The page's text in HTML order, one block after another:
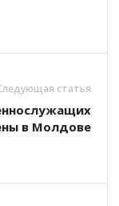
статья
в Молдове